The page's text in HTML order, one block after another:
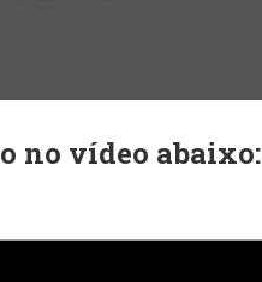
no vídeo abaixo: